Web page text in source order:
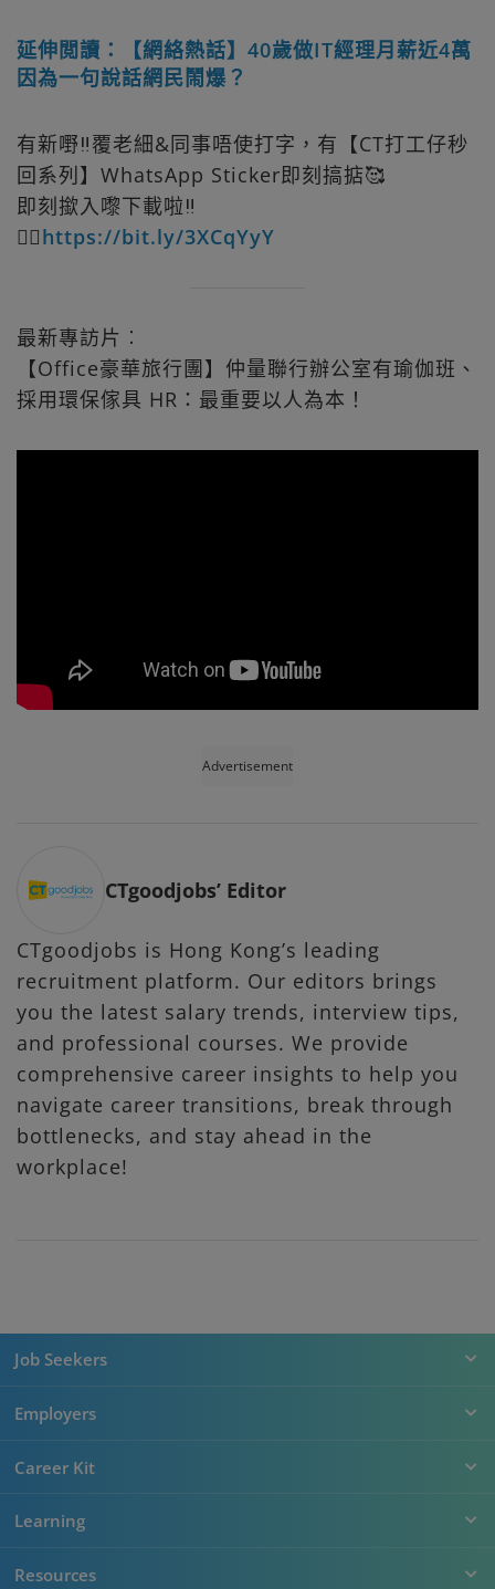
延伸閲讀：【網絡熱話】40歲做IT經理月薪近4萬
因為一句說話網民鬧爆？
有新嘢‼️覆老細&同事唔使打字，有【CT打工仔秒
回系列】WhatsApp Sticker即刻搞掂🥰
即刻撳入嚟下載啦‼️
👉🏻https://bit.ly/3XCqYyY
最新專訪片︰
【Office豪華旅行團】仲量聯行辦公室有瑜伽班、
採用環保傢具 HR：最重要以人為本！
Advertisement
CTgoodjobs’ Editor
CTgoodjobs is Hong Kong’s leading
recruitment platform. Our editors brings
you the latest salary trends, interview tips,
and professional courses. We provide
comprehensive career insights to help you
navigate career transitions, break through
bottlenecks, and stay ahead in the
workplace!
Job Seekers
Employers
Career Kit
Learning
Resources